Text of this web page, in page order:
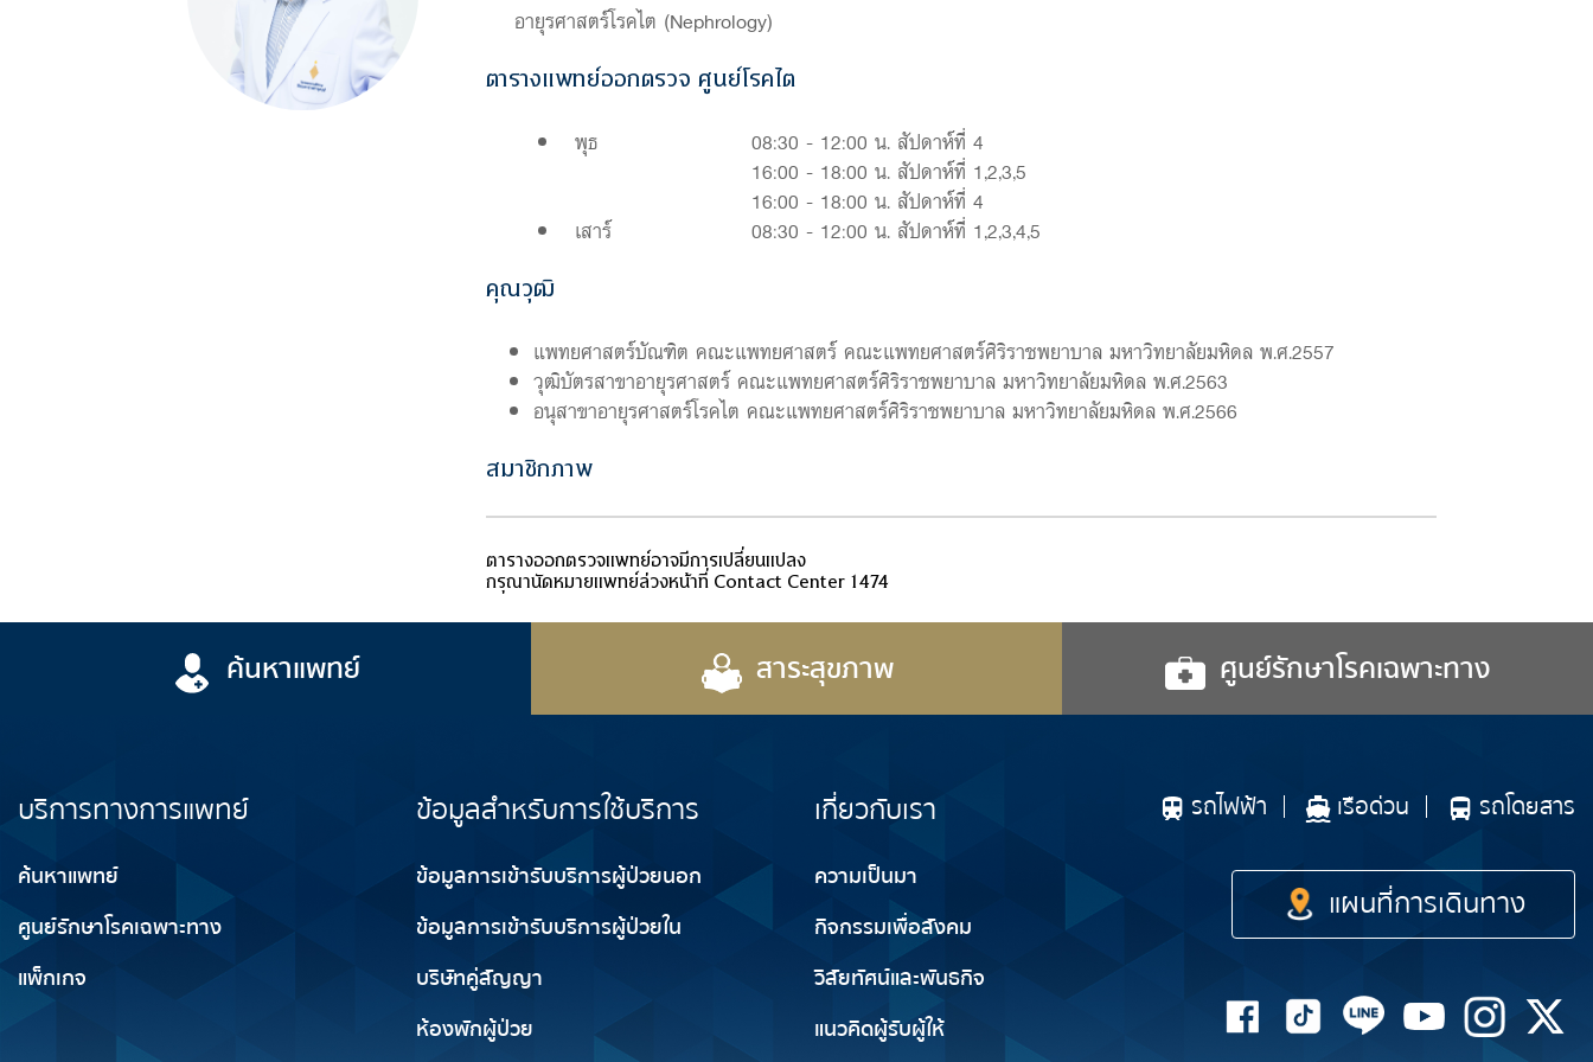
อายุรศาสตร์โรคไต (Nephrology)
ตารางแพทย์ออกตรวจ ศูนย์โรคไต
พุธ
08:30 - 12:00 น. สัปดาห์ที่ 4
16:00 - 18:00 น. สัปดาห์ที่ 1,2,3,5
16:00 - 18:00 น. สัปดาห์ที่ 4
เสาร์
08:30 - 12:00 น. สัปดาห์ที่ 1,2,3,4,5
คุณวุฒิ
แพทยศาสตร์บัณฑิต คณะแพทยศาสตร์ คณะแพทยศาสตร์ศิริราชพยาบาล มหาวิทยาลัยมหิดล พ.ศ.2557
วุฒิบัตรสาขาอายุรศาสตร์ คณะแพทยศาสตร์ศิริราชพยาบาล มหาวิทยาลัยมหิดล พ.ศ.2563
อนุสาขาอายุรศาสตร์โรคไต คณะแพทยศาสตร์ศิริราชพยาบาล มหาวิทยาลัยมหิดล พ.ศ.2566
สมาชิกภาพ
ตารางออกตรวจแพทย์อาจมีการเปลี่ยนแปลง
กรุณานัดหมายแพทย์ล่วงหน้าที่ Contact Center 1474
ค้นหาแพทย์ สาระสุขภาพ ศูนย์รักษาโรคเฉพาะทาง
บริการทางการแพทย์
ค้นหาแพทย์
ศูนย์รักษาโรคเฉพาะทาง
แพ็กเกจ
ข้อมูลสำหรับการใช้บริการ
ข้อมูลการเข้ารับบริการผู้ป่วยนอก
ข้อมูลการเข้ารับบริการผู้ป่วยใน
บริษัทคู่สัญญา
ห้องพักผู้ป่วย
เกี่ยวกับเรา
ความเป็นมา
กิจกรรมเพื่อสังคม
วิสัยทัศน์และพันธกิจ
แนวคิดผู้รับผู้ให้
รถไฟฟ้า เรือด่วน รถโดยสาร
แผนที่การเดินทาง